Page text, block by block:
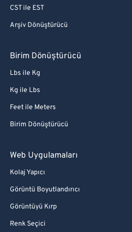
CST ile EST
Arşiv Dönüştürücü
Birim Dönüştürücü
Lbs ile Kg
Kg ile Lbs
Feet ile Meters
Birim Dönüştürücü
Web Uygulamaları
Kolaj Yapıcı
Görüntü Boyutlandırıcı
Görüntüyü Kırp
Renk Seçici